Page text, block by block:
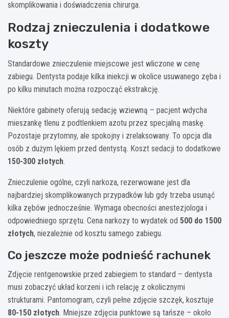
skomplikowania i doświadczenia chirurga.
Rodzaj znieczulenia i dodatkowe
koszty
Standardowe znieczulenie miejscowe jest wliczone w cenę
zabiegu. Dentysta podaje kilka iniekcji w okolice usuwanego zęba i
po kilku minutach można rozpocząć ekstrakcję.
Niektóre gabinety oferują sedację wziewną – pacjent wdycha
mieszankę tlenu z podtlenkiem azotu przez specjalną maskę.
Pozostaje przytomny, ale spokojny i zrelaksowany. To opcja dla
osób z dużym lękiem przed dentystą. Koszt sedacji to dodatkowe
150-300 złotych.
Znieczulenie ogólne, czyli narkoza, rezerwowane jest dla
najbardziej skomplikowanych przypadków lub gdy trzeba usunąć
kilka zębów jednocześnie. Wymaga obecności anestezjologa i
odpowiedniego sprzętu. Cena narkozy to wydatek od 500 do 1500
złotych, niezależnie od kosztu samego zabiegu.
Co jeszcze może podnieść rachunek
Zdjęcie rentgenowskie przed zabiegiem to standard – dentysta
musi zobaczyć układ korzeni i ich relację z okolicznymi
strukturami. Pantomogram, czyli pełne zdjęcie szczęk, kosztuje
80-150 złotych. Mniejsze zdjęcia punktowe są tańsze – około